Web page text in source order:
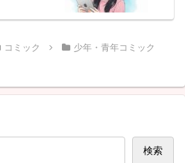
コミック 少年・青年コミック
検索